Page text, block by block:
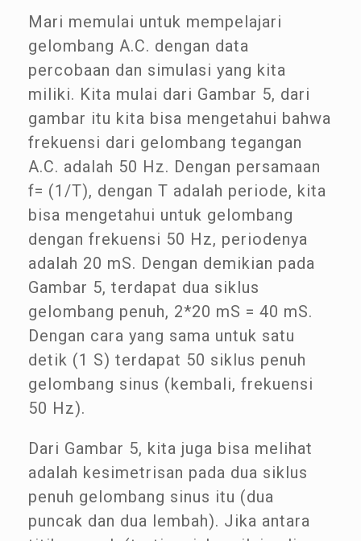
Mari memulai untuk mempelajari
gelombang A.C. dengan data
percobaan dan simulasi yang kita
miliki. Kita mulai dari Gambar 5, dari
gambar itu kita bisa mengetahui bahwa
frekuensi dari gelombang tegangan
A.C. adalah 50 Hz. Dengan persamaan
f= (1/T), dengan T adalah periode, kita
bisa mengetahui untuk gelombang
dengan frekuensi 50 Hz, periodenya
adalah 20 mS. Dengan demikian pada
Gambar 5, terdapat dua siklus
gelombang penuh, 2*20 mS = 40 mS.
Dengan cara yang sama untuk satu
detik (1 S) terdapat 50 siklus penuh
gelombang sinus (kembali, frekuensi
50 Hz).
Dari Gambar 5, kita juga bisa melihat
adalah kesimetrisan pada dua siklus
penuh gelombang sinus itu (dua
puncak dan dua lembah). Jika antara